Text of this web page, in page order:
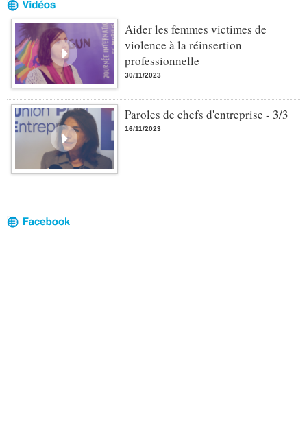
Aider les femmes victimes de
violence à la réinsertion
professionnelle
30/11/2023
Paroles de chefs d'entreprise - 3/3
16/11/2023